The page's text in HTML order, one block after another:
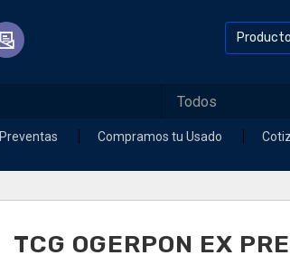
Preventas Compramos tu Usado
TCG OGERPON EX